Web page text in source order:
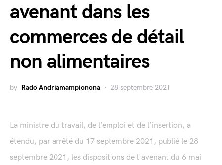
avenant dans les
commerces de détail
non alimentaires
by Rado Andriamampionona 28 septembre 2021
La ministre du travail, de l’emploi et de l’insertion, a
étendu, par arrêté du 17 septembre 2021, publié le 28
septembre 2021, les dispositions de l'avenant du 6 mai